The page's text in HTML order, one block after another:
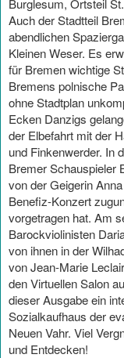
Burglesum, Ortsteil
Auch der Stadtteil
abendlichen
Kleinen Weser. Es
für Bremen wichtige
Bremens polnische
ohne Stadtplan
Ecken Danzigs
der Elbefahrt mit der
und Finkenwerder. In
Bremer Schauspieler
von der Geigerin
Benefiz-Konzert
vorgetragen hat. Am
Barockviolinisten
von ihnen in der
von Jean-Marie
den Virtuellen Salon
dieser Ausgabe ein
Sozialkaufhaus der
Neuen Vahr. Viel
und Entdecken!